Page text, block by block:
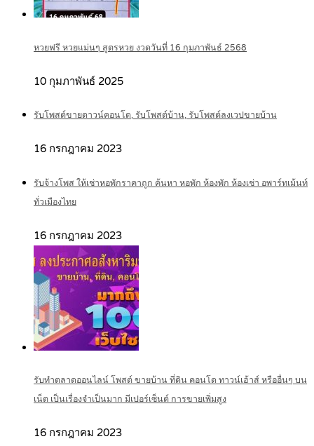
หวยฟรี หวยแม่นๆ สูตรหวย งวดวันที่ 16 กุมภาพันธ์ 2568
10 กุมภาพันธ์ 2025
รับโพสต์ขายดาวน์คอนโด, รับโพสต์บ้าน, รับโพสต์ลงเวปขายบ้าน
16 กรกฎาคม 2023
รับจ้างโพส ให้เช่าหอพักราคาถูก ค้นหา หอพัก ห้องพัก ห้องเช่า อพาร์ทเม้นท์
ทั่วเมืองไทย
16 กรกฎาคม 2023
รับทำตลาดออนไลน์ โพสต์ ขายบ้าน ที่ดิน คอนโด ทาวน์เฮ้าส์ หรืออื่นๆ บน
เน็ต เป็นเรื่องจำเป็นมาก มีเปอร์เซ็นต์ การขายเพิ่มสูง
16 กรกฎาคม 2023